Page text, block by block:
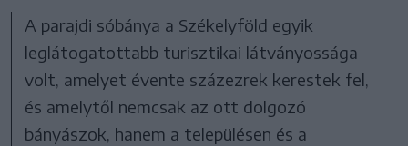
A parajdi sóbánya a Székelyföld egyik
leglátogatottabb turisztikai látványossága
volt, amelyet évente százezrek kerestek fel,
és amelytől nemcsak az ott dolgozó
bányászok, hanem a településen és a